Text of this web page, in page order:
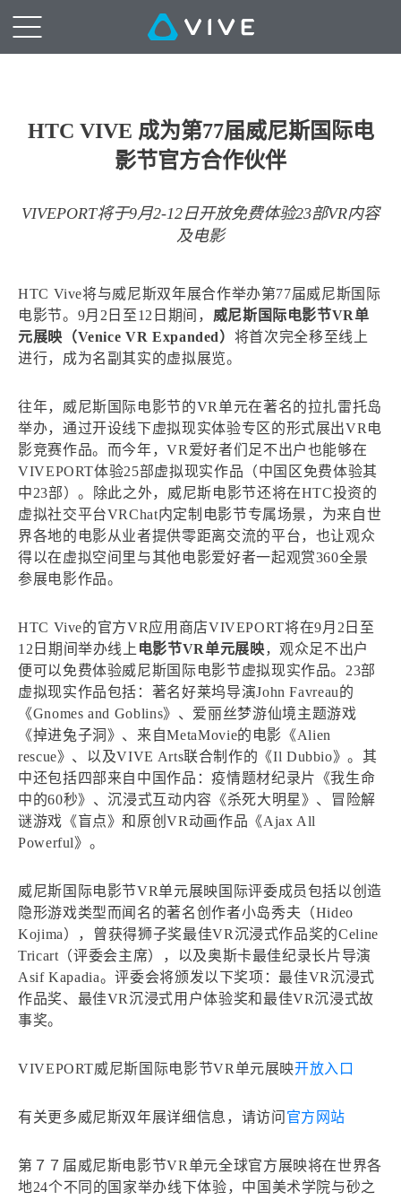
HTC VIVE 成为第77届威尼斯国际电
影节官方合作伙伴
VIVEPORT将于9月2-12日开放免费体验23部VR内容
及电影
HTC Vive将与威尼斯双年展合作举办第77届威尼斯国际
电影节。9月2日至12日期间， 威尼斯国际电影节VR单
元展映（Venice VR Expanded） 将首次完全移至线上
进行，成为名副其实的虚拟展览。
往年，威尼斯国际电影节的VR单元在著名的拉扎雷托岛
举办，通过开设线下虚拟现实体验专区的形式展出VR电
影竞赛作品。而今年，VR爱好者们足不出户也能够在
VIVEPORT体验25部虚拟现实作品（中国区免费体验其
中23部）。除此之外，威尼斯电影节还将在HTC投资的
虚拟社交平台VRChat内定制电影节专属场景，为来自世
界各地的电影从业者提供零距离交流的平台，也让观众
得以在虚拟空间里与其他电影爱好者一起观赏360全景
参展电影作品。
HTC Vive的官方VR应用商店VIVEPORT将在9月2日至
12日期间举办线上 电影节VR单元展映，观众足不出户
便可以免费体验威尼斯国际电影节虚拟现实作品。23部
虚拟现实作品包括：著名好莱坞导演John Favreau的
《Gnomes and Goblins》、爱丽丝梦游仙境主题游戏
《掉进兔子洞》、来自MetaMovie的电影《Alien
rescue》、以及VIVE Arts联合制作的《Il Dubbio》。其
中还包括四部来自中国作品：疫情题材纪录片《我生命
中的60秒》、沉浸式互动内容《杀死大明星》、冒险解
谜游戏《盲点》和原创VR动画作品《Ajax All
Powerful》。
威尼斯国际电影节VR单元展映国际评委成员包括以创造
隐形游戏类型而闻名的著名创作者小岛秀夫（Hideo
Kojima），曾获得狮子奖最佳VR沉浸式作品奖的Celine
Tricart（评委会主席），以及奥斯卡最佳纪录长片导演
Asif Kapadia。评委会将颁发以下奖项：最佳VR沉浸式
作品奖、最佳VR沉浸式用户体验奖和最佳VR沉浸式故
事奖。
VIVEPORT威尼斯国际电影节VR单元展映开放入口
有关更多威尼斯双年展详细信息，请访问 官方网站
第７７届威尼斯电影节VR单元全球官方展映将在世界各
地24个不同的国家举办线下体验，中国美术学院与砂之